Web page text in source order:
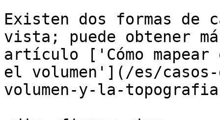
Existen dos formas de
vista; puede obtener
artículo ['Cómo
el volumen'](/es/
volumen-y-la-